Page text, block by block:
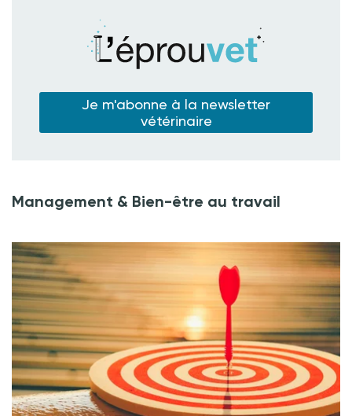
Je m'abonne à la newsletter
vétérinaire
Management & Bien-être au travail